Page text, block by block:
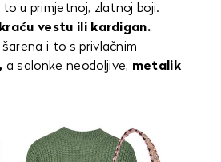
to u primjetnoj, zlatnoj boji.
kraću vestu ili kardigan.
šarena i to s privlačnim
a salonke neodoljive, metalik